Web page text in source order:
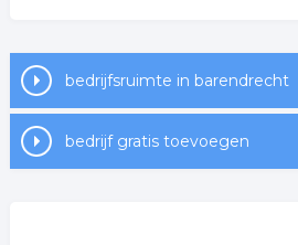
bedrijfsruimte in barendrecht
bedrijf gratis toevoegen